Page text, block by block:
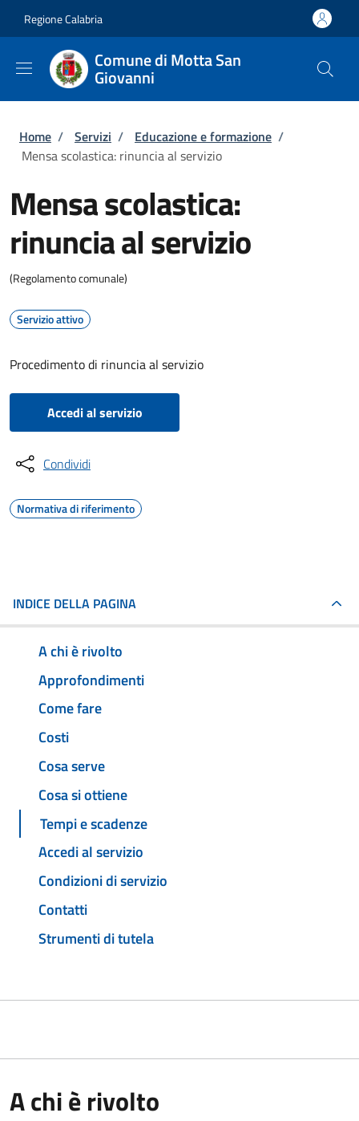
Regione Calabria
Comune di Motta San
Giovanni
Briciole di pane
Home / Servizi / Educazione e formazione /
Mensa scolastica: rinuncia al servizio
Mensa scolastica:
rinuncia al servizio
(Regolamento comunale)
Servizio attivo
Procedimento di rinuncia al servizio
Accedi al servizio
Condividi
Normativa di riferimento
INDICE DELLA PAGINA
A chi è rivolto
Approfondimenti
Come fare
Costi
Cosa serve
Cosa si ottiene
Tempi e scadenze
Accedi al servizio
Condizioni di servizio
Contatti
Strumenti di tutela
A chi è rivolto